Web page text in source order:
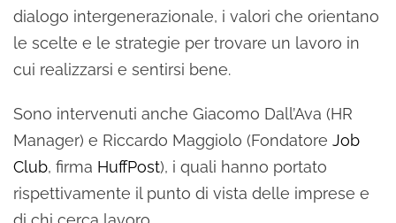
dialogo intergenerazionale, i valori che orientano
le scelte e le strategie per trovare un lavoro in
cui realizzarsi e sentirsi bene.
Sono intervenuti anche Giacomo Dall’Ava (HR
Manager) e Riccardo Maggiolo (Fondatore Job
Club, firma HuffPost), i quali hanno portato
rispettivamente il punto di vista delle imprese e